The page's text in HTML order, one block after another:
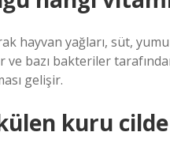
hayvan yağları, süt,
ve bazı bakteriler
gelişir.
kuru